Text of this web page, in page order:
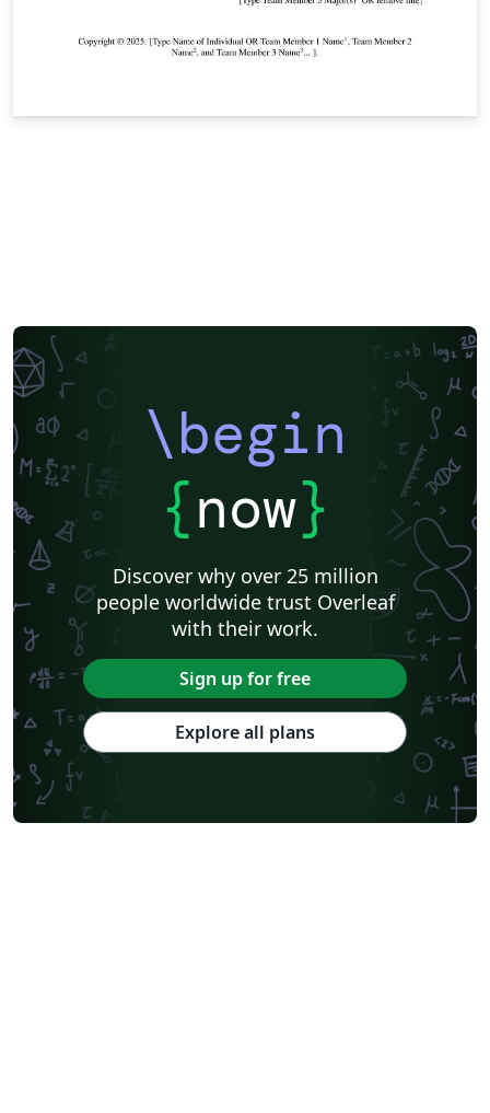
\begin
{now}
Discover why over 25 million
people worldwide trust Overleaf
with their work.
Sign up for free
Explore all plans